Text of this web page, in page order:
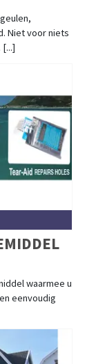
Niet voor niets
waarmee u
eenvoudig